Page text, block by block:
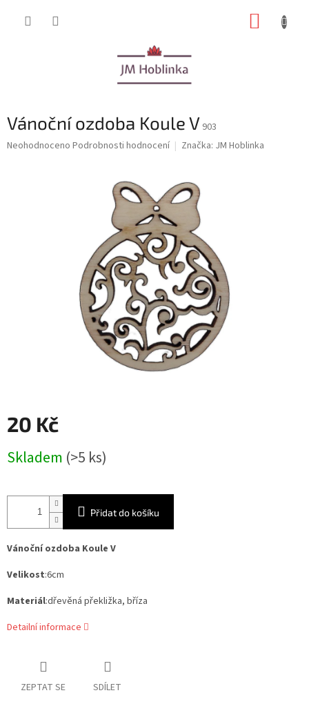
Vánoční ozdoba Koule V 903
Průměrné
Neohodnoceno Podrobnosti hodnocení Značka: JM Hoblinka
20 Kč
cena:
Skladem (>5 ks)
Přidat do košíku
Vánoční ozdoba Koule V
Velikost:6cm
Materiál:dřevěná překližka, bříza
Detailní informace
ZEPTAT SE SDÍLET